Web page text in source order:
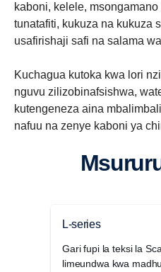
kaboni, kelele,
tunatafiti, kukuza na kukuza
usafirishaji safi na salama
Kuchagua kutoka kwa lori
nguvu zilizobinafsishwa,
kutengeneza aina
nafuu na zenye kaboni ya
L-series
Gari fupi la teksi la
limeundwa kwa